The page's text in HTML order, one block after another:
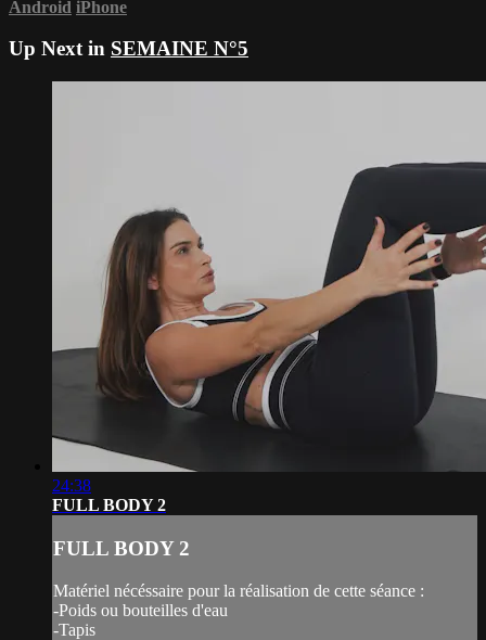
Android iPhone
Up Next in SEMAINE N°5
24:38
FULL BODY 2
FULL BODY 2
Matériel nécéssaire pour la réalisation de cette séance :
-Poids ou bouteilles d'eau
-Tapis